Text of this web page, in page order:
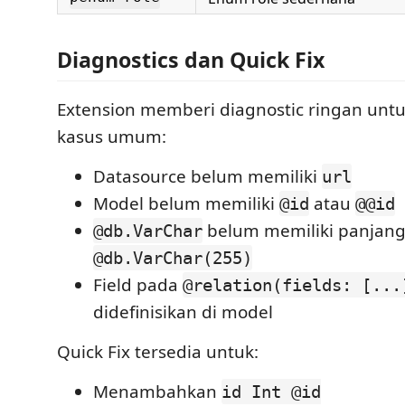
Diagnostics dan Quick Fix
Extension memberi diagnostic ringan
kasus umum:
Datasource belum memiliki url
Model belum memiliki @id atau @@id
@db.VarChar belum memiliki
@db.VarChar(255)
Field pada @relation(fields:
didefinisikan di model
Quick Fix tersedia untuk:
Menambahkan id Int @id